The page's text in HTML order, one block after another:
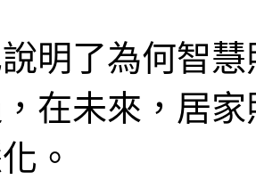
明了為何智
在未來，居
。